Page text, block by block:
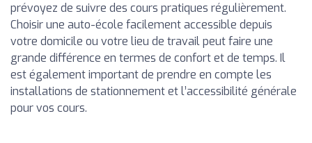
prévoyez de suivre des cours pratiques régulièrement.
Choisir une auto-école facilement accessible depuis
votre domicile ou votre lieu de travail peut faire une
grande différence en termes de confort et de temps. Il
est également important de prendre en compte les
installations de stationnement et l’accessibilité générale
pour vos cours.